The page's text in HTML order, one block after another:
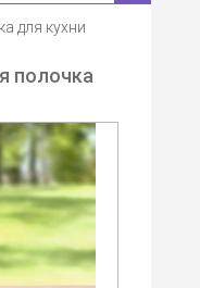
для кухни
полочка